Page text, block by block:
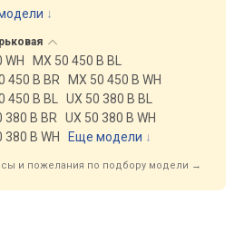
↓
WH
MX 50 450 B BL
450 B BR
MX 50 450 B WH
450 B BL
UX 50 380 B BL
380 B BR
UX 50 380 B WH
380 B WH
Еще модели ↓
и пожелания по подбору модели →